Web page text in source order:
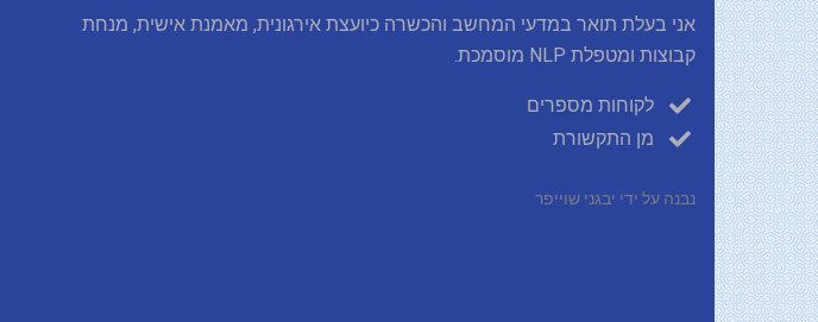
אני בעלת תואר במדעי המחשב והכשרה כיועצת אירגונית, מאמנת אישית, מנחת
קבוצות ומטפלת NLP מוסמכת.
לקוחות מספרים
מן התקשורת
נבנה על ידי יבגני שוייפר